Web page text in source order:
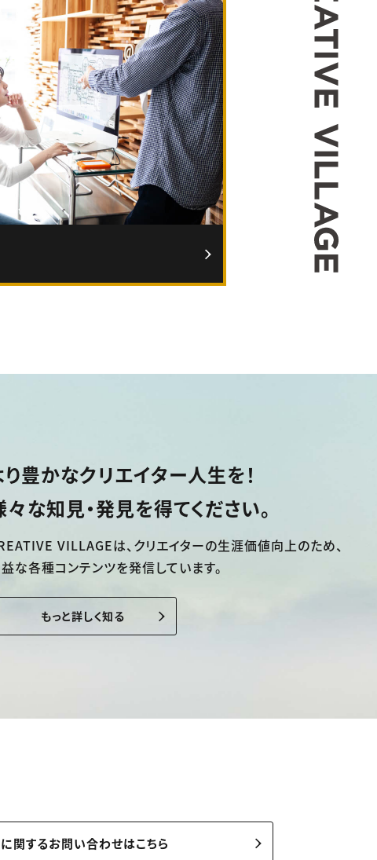
り豊かなクリエイター人生を！
々な知見・発見を得てください。
VILLAGEは、 クリエイターの生涯価値向上のため、
な各種コンテンツを発信しています。
もっと詳しく知る
関するお問い合わせはこちら